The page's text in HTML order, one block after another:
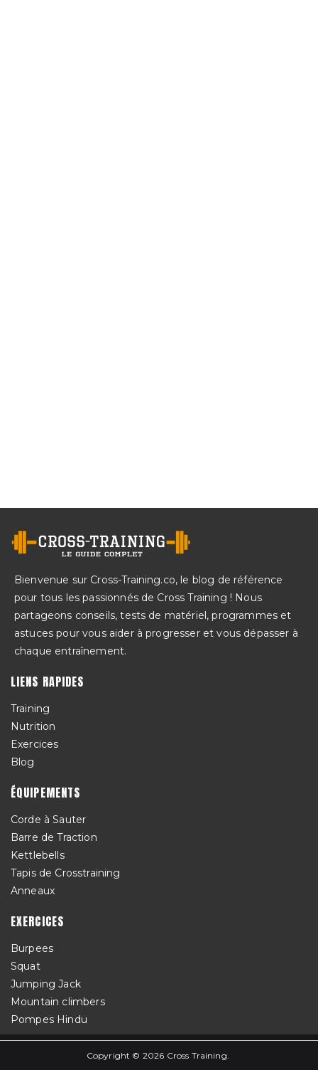
Bienvenue sur Cross-Training.co, le blog de référence
pour tous les passionnés de Cross Training ! Nous
partageons conseils, tests de matériel, programmes et
astuces pour vous aider à progresser et vous dépasser à
chaque entraînement.
LIENS RAPIDES
Training
Nutrition
Exercices
Blog
ÉQUIPEMENTS
Corde à Sauter
Barre de Traction
Kettlebells
Tapis de Crosstraining
Anneaux
EXERCICES
Burpees
Squat
Jumping Jack
Mountain climbers
Pompes Hindu
Copyright © 2026 Cross Training.